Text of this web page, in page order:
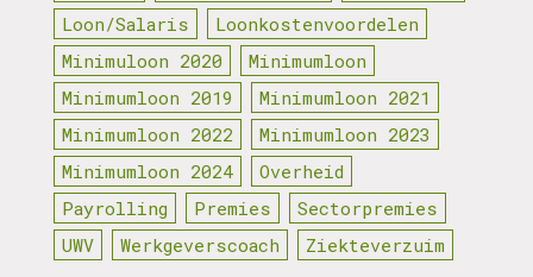
Loon/Salaris
Loonkostenvoordelen
Minimuloon 2020
Minimumloon
Minimumloon 2019
Minimumloon 2021
Minimumloon 2022
Minimumloon 2023
Minimumloon 2024
Overheid
Payrolling
Premies
Sectorpremies
UWV
Werkgeverscoach Ziekteverzuim